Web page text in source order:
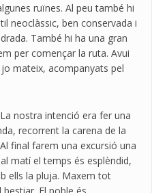
ruïnes. Al peu també hi
neoclàssic, ben conservada i
També hi ha una gran
per començar la ruta. Avui
mateix, acompanyats pel
nostra intenció era fer una
recorrent la carena de la
final farem una excursió una
matí el temps és esplèndid,
ells la pluja. Maxem tot